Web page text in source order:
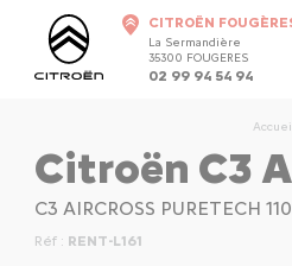
CITROËN
La Sermandière
35300 FOUGERES
02 99 94 54 94
Citroën C3
C3 AIRCROSS PURETECH
Réf : RENT-L161